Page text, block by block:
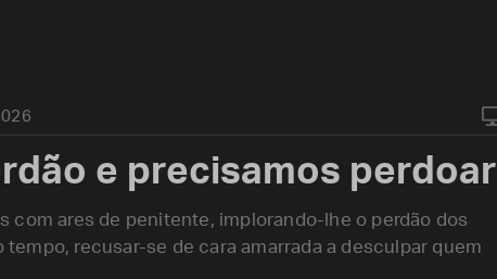
e precisamos perdoar
com ares de penitente, implorando-lhe o perdão dos
recusar-se de cara amarrada a desculpar quem